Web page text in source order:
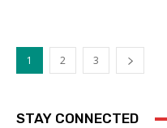
1 2 3
STAY CONNECTED